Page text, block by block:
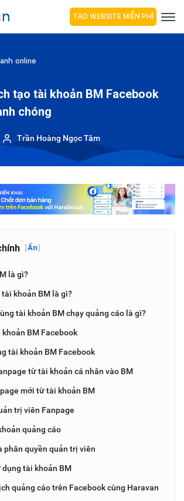
TẠO WEBSITE MIỄN PHÍ
online
tạo tài khoản BM Facebook
chóng
Trần Hoàng Ngọc Tâm
[Ẩn]
là gì?
khoản BM là gì?
tài khoản BM chạy quảng cáo là gì?
BM Facebook
tài khoản BM Facebook
từ tài khoản cá nhân vào BM
mới từ tài khoản BM
trị viên Fanpage
quảng cáo
phân quyền quản trị viên
dụng tài khoản BM
quảng cáo trên Facebook cùng Haravan